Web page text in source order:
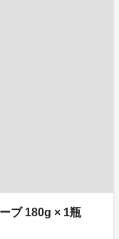
ブ 180g × 1瓶